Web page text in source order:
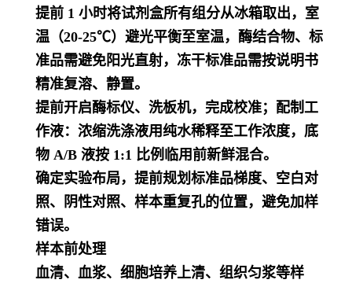
提前 1 小时将试剂盒所有组分从冰箱取出，室
温（20-25℃）避光平衡至室温，酶结合物、标
准品需避免阳光直射，冻干标准品需按说明书
精准复溶、静置。
提前开启酶标仪、洗板机，完成校准；配制工
作液：浓缩洗涤液用纯水稀释至工作浓度，底
物 A/B 液按 1:1 比例临用前新鲜混合。
确定实验布局，提前规划标准品梯度、空白对
照、阴性对照、样本重复孔的位置，避免加样
错误。
样本前处理
血清、血浆、细胞培养上清、组织匀浆等样